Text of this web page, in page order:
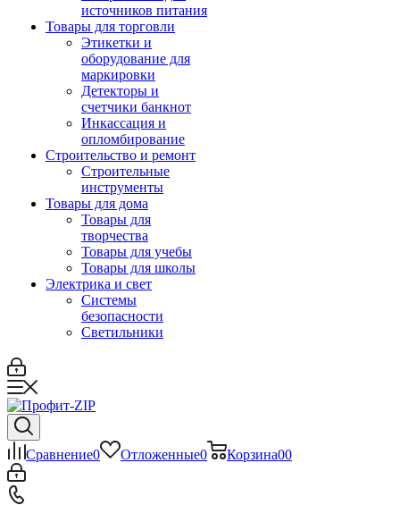
источников питания
Товары для торговли
Этикетки и
оборудование для
маркировки
Детекторы и
счетчики банкнот
Инкассация и
опломбирование
Строительство и ремонт
Строительные
инструменты
Товары для дома
Товары для
творчества
Товары для учебы
Товары для школы
Электрика и свет
Системы
безопасности
Светильники
Сравнение0 Отложенные0 Корзина00